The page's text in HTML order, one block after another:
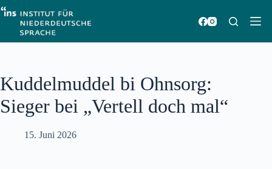
Zum
Inhalt
springen
Kuddelmuddel bi Ohnsorg:
Sieger bei „Vertell doch mal“
15. Juni 2026